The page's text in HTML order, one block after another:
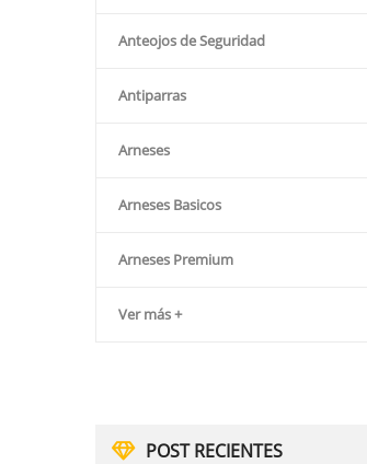
Anteojos de Seguridad
Antiparras
Arneses
Arneses Basicos
Arneses Premium
Ver más +
POST RECIENTES